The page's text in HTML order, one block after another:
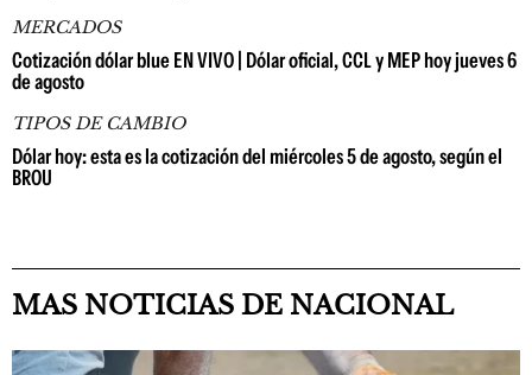
MERCADOS
Cotización dólar blue EN VIVO | Dólar oficial, CCL y MEP hoy jueves 6
de agosto
TIPOS DE CAMBIO
Dólar hoy: esta es la cotización del miércoles 5 de agosto, según el
BROU
MAS NOTICIAS DE NACIONAL